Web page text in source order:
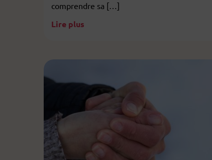
comprendre sa […]
Lire plus